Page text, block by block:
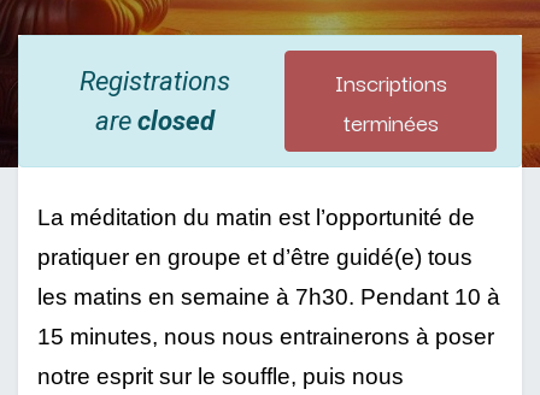
Registrations
areclosed
Inscriptions
terminées
La méditation du matin est l’opportunité de
pratiquer en groupe et d’être guidé(e) tous
les matins en semaine à 7h30. Pendant 10 à
15 minutes, nous nous entrainerons à poser
notre esprit sur le souffle, puis nous